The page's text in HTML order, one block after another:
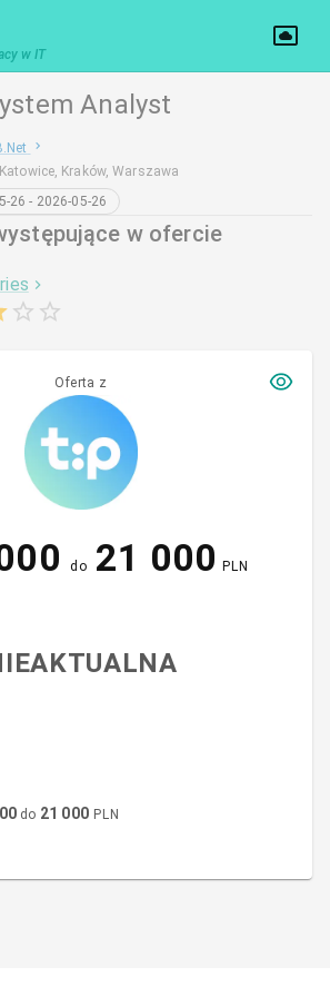
w IT
Analyst
Katowice, Kraków, Warszawa
26 - 2026-05-26
w ofercie
Oferta z
do 21 000 PLN
do 21 000 PLN